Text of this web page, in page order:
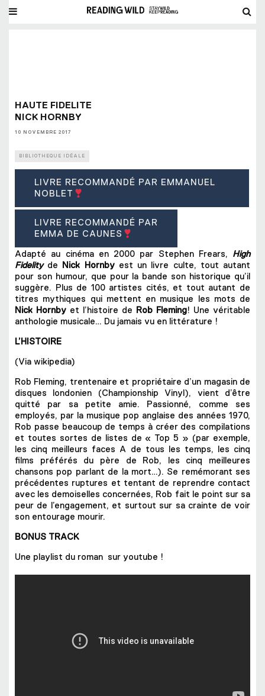
HAUTE FIDELITE
NICK HORNBY
10 NOVEMBRE 2017
BIBLIOTHEQUE IDÉALE
LIVRE RECOMMANDÉ PAR EMMANUEL
NOBLET
LIVRE RECOMMANDÉ PAR
EMMA DE CAUNES
Adapté au cinéma en 2000 par Stephen Frears, High
Fidelity de Nick Hornbyest un livre culte, tout autant
pour son humour, que pour la bande son historique qu’il
suggère. Plus de 100 artistes cités, et tout autant de
titres mythiques qui mettent en musique les mots de
Nick Hornby et l’histoire de Rob Fleming! Une véritable
anthologie musicale… Du jamais vu en littérature !
L’HISTOIRE
(Via wikipedia)
Rob Fleming, trentenaire et propriétaire d’un magasin de
disques londonien (Championship Vinyl), vient d’être
quitté par sa petite amie. Passionné, comme ses
employés, par la musique pop anglaise des années 1970,
Rob passe beaucoup de temps à créer des compilations
et toutes sortes de listes de « Top 5 » (par exemple,
les cinq meilleurs faces A de tous les temps, les cinq
films préférés du père de Rob, les cinq meilleures
chansons pop parlant de la mort…). Se remémorant ses
précédentes ruptures et tentant de reprendre contact
avec les demoiselles concernées, Rob fait le point sur sa
peur de l’engagement, et surtout sur sa crainte de voir
son entourage mourir.
BONUS TRACK
Une playlist du roman sur youtube !